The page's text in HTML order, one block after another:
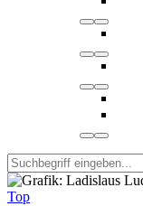
Top